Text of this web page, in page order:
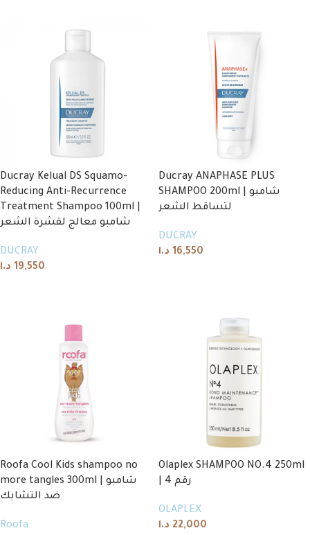
Ducray Kelual DS Squamo-
Reducing Anti-Recurrence
Treatment Shampoo 100ml |
شامبو معالج لقشرة الشعر
DUCRAY
19,550 د.ا
Ducray ANAPHASE PLUS
SHAMPOO 200ml | شامبو
لتساقط الشعر
DUCRAY
16,550 د.ا
Roofa Cool Kids shampoo no
more tangles 300ml | شامبو
ضد التشابك
Roofa
Olaplex SHAMPOO NO.4 250ml
| رقم 4
OLAPLEX
22,000 د.ا